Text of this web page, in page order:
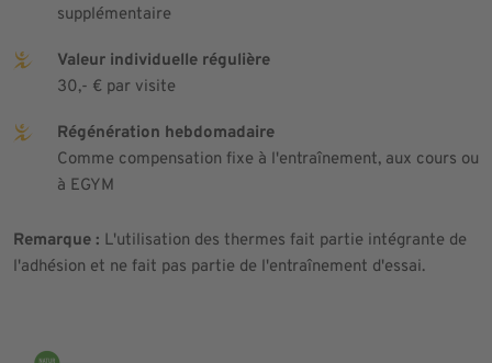
supplémentaire
Valeur individuelle régulière
30,- € par visite
Régénération hebdomadaire
Comme compensation fixe à l'entraînement, aux cours ou
à EGYM
Remarque : L'utilisation des thermes fait partie intégrante de
l'adhésion et ne fait pas partie de l'entraînement d'essai.